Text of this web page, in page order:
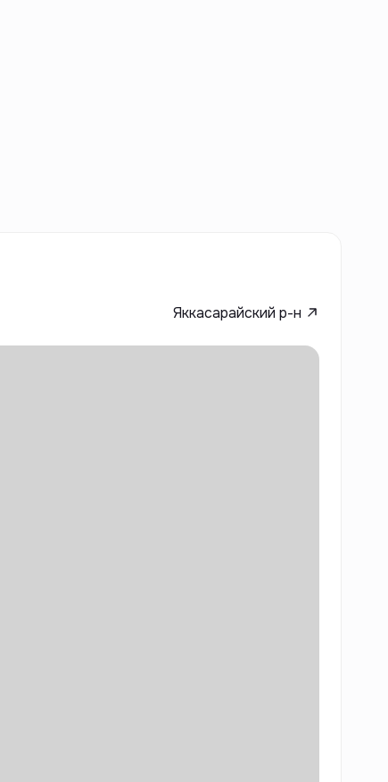
Яккасарайский р-н